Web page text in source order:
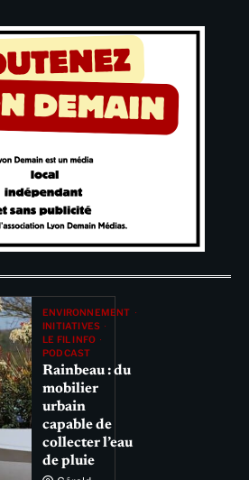
ENVIRONNEMENT
INITIATIVES
LE FIL INFO
PODCAST
Rainbeau : du
mobilier
urbain
capable de
collecter l’eau
de pluie